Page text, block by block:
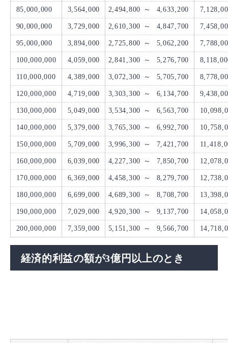
85,000,000 3,564,000 2,494,800 ～ 4,633,200
90,000,000 3,729,000 2,610,300 ～ 4,847,700
95,000,000 3,894,000 2,725,800 ～ 5,062,200
100,000,000 4,059,000 2,841,300 ～ 5,276,700
110,000,000 4,389,000 3,072,300 ～ 5,705,700
120,000,000 4,719,000 3,303,300 ～ 6,134,700
130,000,000 5,049,000 3,534,300 ～ 6,563,700
140,000,000 5,379,000 3,765,300 ～ 6,992,700
150,000,000 5,709,000 3,996,300 ～ 7,421,700
160,000,000 6,039,000 4,227,300 ～ 7,850,700
170,000,000 6,369,000 4,458,300 ～ 8,279,700
180,000,000 6,699,000 4,689,300 ～ 8,708,700
190,000,000 7,029,000 4,920,300 ～ 9,137,700
200,000,000 7,359,000 5,151,300 ～ 9,566,700
経済的利益の額が3億円以上のとき